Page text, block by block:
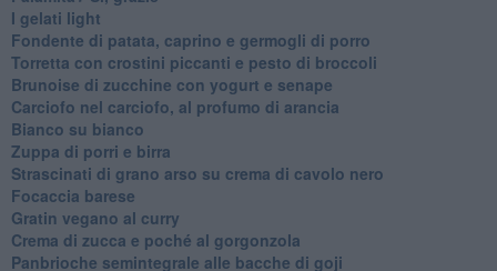
I gelati light
Fondente di patata, caprino e germogli di porro
Torretta con crostini piccanti e pesto di broccoli
Brunoise di zucchine con yogurt e senape
Carciofo nel carciofo, al profumo di arancia
Bianco su bianco
Zuppa di porri e birra
Strascinati di grano arso su crema di cavolo nero
Focaccia barese
Gratin vegano al curry
Crema di zucca e poché al gorgonzola
Panbrioche semintegrale alle bacche di goji